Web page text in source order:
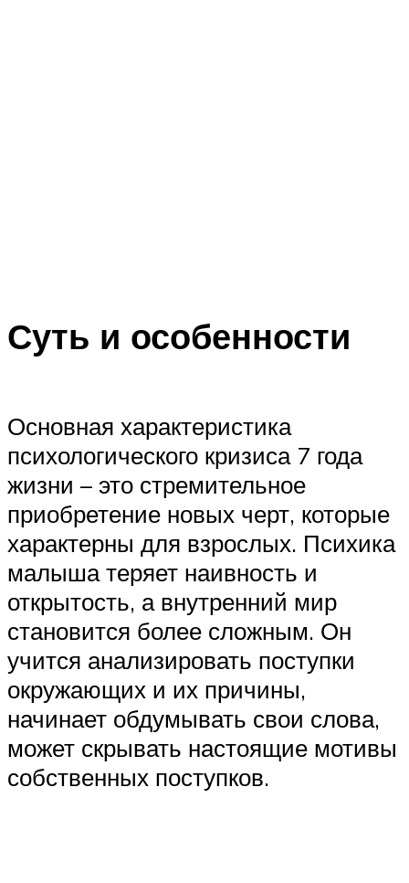
Суть и особенности
Основная характеристика
психологического кризиса 7 года
жизни – это стремительное
приобретение новых черт, которые
характерны для взрослых. Психика
малыша теряет наивность и
открытость, а внутренний мир
становится более сложным. Он
учится анализировать поступки
окружающих и их причины,
начинает обдумывать свои слова,
может скрывать настоящие мотивы
собственных поступков.